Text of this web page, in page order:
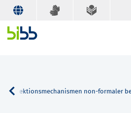
Selektionsmechanismen non-formaler